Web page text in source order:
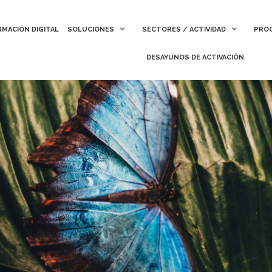
DIGITAL SOLUCIONES SECTORES / ACTIVIDAD
DESAYUNOS DE ACTIVACIÓN
DIGITAL SOLUCIONES SECTORES / ACTIVIDAD
DESAYUNOS DE ACTIVACIÓN